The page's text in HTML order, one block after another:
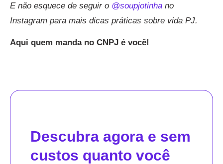
E não esquece de seguir o @soupjotinha no
Instagram para mais dicas práticas sobre vida PJ.
Aqui quem manda no CNPJ é você!
Descubra agora e sem
custos quanto você